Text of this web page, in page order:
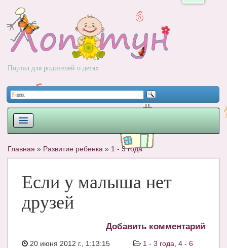
Портал для родителей о детях
НОВОРОЖДЕННЫЙ
РАЗВИТИЕ
ЧАТ
Главная » Развитие ребенка » 1 - 3 года
Если у малыша нет
друзей
Добавить комментарий
20 июня 2012 г., 1:13:15 1 - 3 года 4 - 6